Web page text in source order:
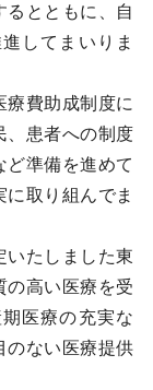
るとともに、自
してまいりま
費助成制度に
、患者への制度
準備を進めて
取り組んでま
たしました東
の高い医療を受
医療の充実な
のない医療提供